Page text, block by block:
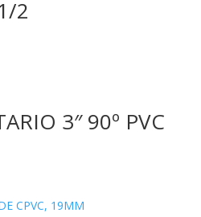
2
3″ 90º PVC